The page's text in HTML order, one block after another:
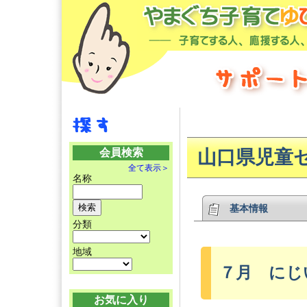
会員検索
全て表示＞
名称
分類
地域
お気に入り
山口県児童
基本情報
７月 にじ